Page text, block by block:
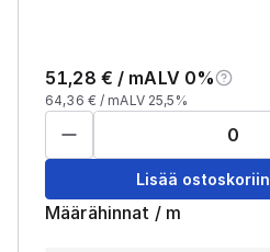
51,28 € / mALV 0%
64,36 € / mALV 25,5%
Lisää ostoskoriin
Määrähinnat / m